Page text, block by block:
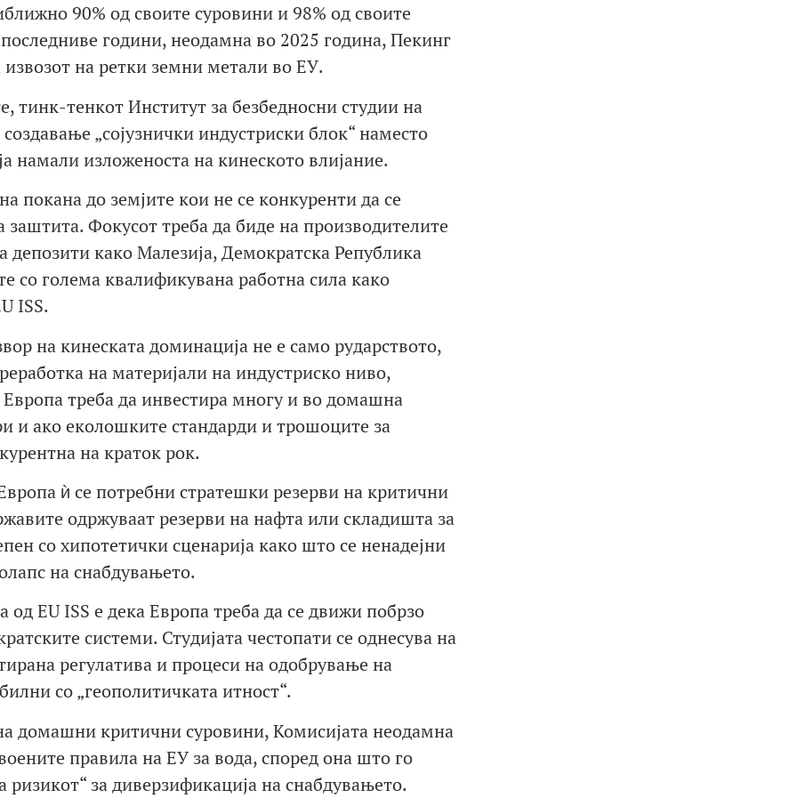
90% од своите суровини и 98% од своите
години, неодамна во 2025 година, Пекинг
на ретки земни метали во ЕУ.
тинк-тенкот Институт за безбедносни студии на
„сојузнички индустриски блок“ наместо
намали изложеноста на кинеското влијание.
покана до земјите кои не се конкуренти да се
заштита. Фокусот треба да биде на производителите
депозити како Малезија, Демократска Република
со голема квалификувана работна сила како
ISS.
на кинеската доминација не е само рударството,
на материјали на индустриско ниво,
Европа треба да инвестира многу и во домашна
и ако еколошките стандарди и трошоците за
на краток рок.
ѝ се потребни стратешки резерви на критични
одржуваат резерви на нафта или складишта за
со хипотетички сценарија како што се ненадејни
на снабдувањето.
EU ISS е дека Европа треба да се движи побрзо
системи. Студијата честопати се однесува на
регулатива и процеси на одобрување на
со „геополитичката итност“.
домашни критични суровини, Комисијата неодамна
правила на ЕУ за вода, според она што го
ризикот“ за диверзификација на снабдувањето.